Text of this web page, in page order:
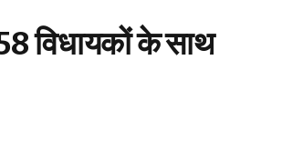
विधायकों के साथ